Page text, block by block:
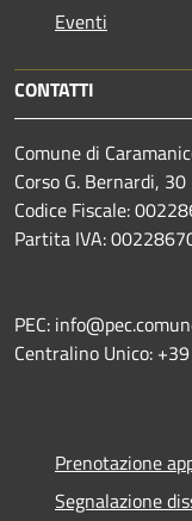
Eventi
CONTATTI
Comune di
Corso G. Bernardi,
Codice Fiscale:
Partita IVA:
PEC:
Centralino Unico:
Prenotazione
Segnalazione